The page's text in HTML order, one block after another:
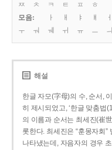
ㅉ
ㅊ ㅋ ㅌ ㅍ
ㅎ
모음:
ㅏ ㅐ ㅑ ㅒ ㅓ
ㅜ
ㅝ ㅞ ㅟ ㅠ ㅡ ㅢ
해설
한글 자모(字母)의 수, 순서,
히 제시되었고, ‘한글 맞춤법
의 이름과 순서는 최세진(崔
롯한다. 최세진은 “훈몽자회
나타냈는데, 자음자의 경우